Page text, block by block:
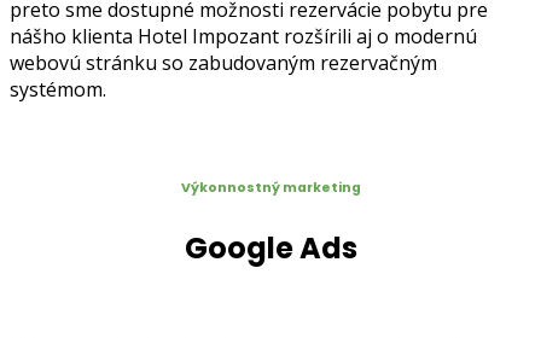
preto sme dostupné možnosti rezervácie pobytu pre
nášho klienta Hotel Impozant rozšírili aj o modernú
webovú stránku so zabudovaným rezervačným
systémom.
Výkonnostný marketing
Google Ads